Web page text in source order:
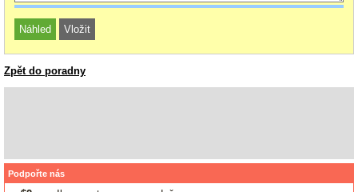
Zpět do poradny
Podpořte nás